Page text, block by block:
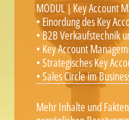
MODUL | Key Account
• Einordung des Key
• B2B Verkaufstechnik
• Key Account
• Strategisches Key
• Sales Circle im
Mehr Inhalte und